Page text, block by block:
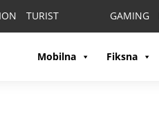
TURIST GAMING
Mobilna Fiksna